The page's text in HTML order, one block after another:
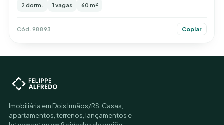
2 dorm. 1 vagas 60 m²
Cód. 98893 Copiar
Imobiliária em Dois Irmãos/RS. Casas,
apartamentos, terrenos, lançamentos e